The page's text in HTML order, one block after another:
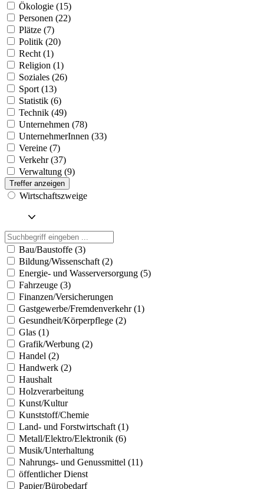
Ökologie (15)
Personen (22)
Plätze (7)
Politik (20)
Recht (1)
Religion (1)
Soziales (26)
Sport (13)
Statistik (6)
Technik (49)
Unternehmen (78)
UnternehmerInnen (33)
Vereine (7)
Verkehr (37)
Verwaltung (9)
Treffer anzeigen
Wirtschaftszweige
Bau/Baustoffe (3)
Bildung/Wissenschaft (2)
Energie- und Wasserversorgung (5)
Fahrzeuge (3)
Finanzen/Versicherungen
Gastgewerbe/Fremdenverkehr (1)
Gesundheit/Körperpflege (2)
Glas (1)
Grafik/Werbung (2)
Handel (2)
Handwerk (2)
Haushalt
Holzverarbeitung
Kunst/Kultur
Kunststoff/Chemie
Land- und Forstwirtschaft (1)
Metall/Elektro/Elektronik (6)
Musik/Unterhaltung
Nahrungs- und Genussmittel (11)
öffentlicher Dienst
Papier/Bürobedarf